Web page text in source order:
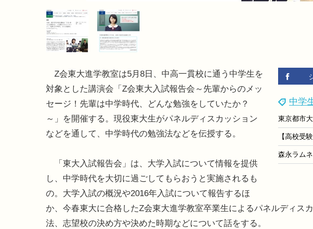
中学
Z会東大進学教室は5月8日、中高一貫校に通う中学生を
対象とした講演会「Z会東大入試報告会～先輩からのメッ
セージ！先輩は中学時代、どんな勉強をしていたか？
～」を開催する。現役東大生がパネルディスカッション
などを通して、中学時代の勉強法などを伝授する。
「東大入試報告会」は、大学入試について情報を提供
し、中学時代を大切に過ごしてもらおうと実施されるも
の。大学入試の概況や2016年入試について報告するほ
か、今春東大に合格したZ会東大進学教室卒業生によるパネルディス
法、志望校の決め方や決めた時期などについて話をする。